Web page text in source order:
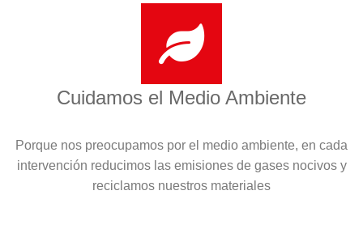
Cuidamos el Medio Ambiente
Porque nos preocupamos por el medio ambiente, en cada
intervención reducimos las emisiones de gases nocivos y
reciclamos nuestros materiales